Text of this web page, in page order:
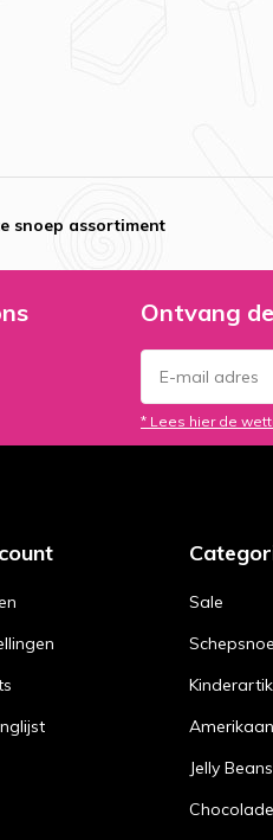
snoep assortiment
Ontvang
* Lees hier de
Sale
Jelly Beans
Chocolade